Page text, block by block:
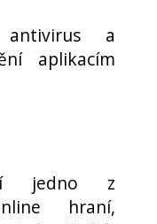
a
aplikacím
jedno z
hraní,